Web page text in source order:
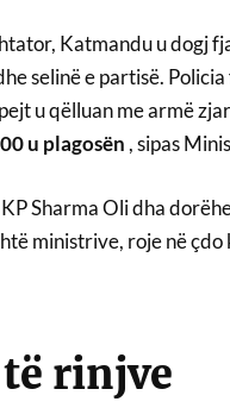
Katmandu u dogj
selinë e partisë.
u qëlluan me armë
u plagosën , sipas
Sharma Oli dha
ministrive, roje në
rinjve